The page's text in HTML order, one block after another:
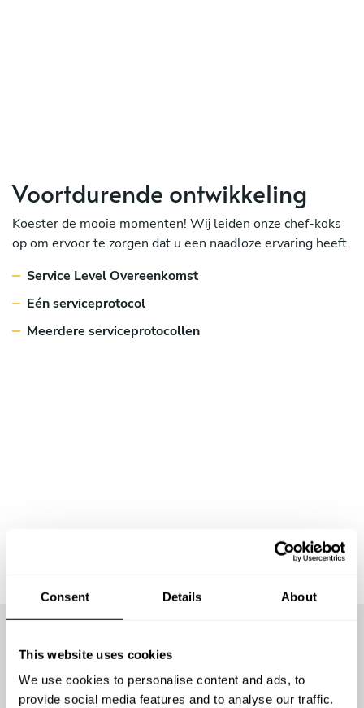
Consent Details About
This website uses cookies
We use cookies to personalise content and ads, to
provide social media features and to analyse our traffic.
Voortdurende ontwikkeling
Koester de mooie momenten! Wij leiden onze chef-koks
op om ervoor te zorgen dat u een naadloze ervaring heeft.
Service Level Overeenkomst
Eén serviceprotocol
Meerdere serviceprotocollen
Wij bieden niet voor